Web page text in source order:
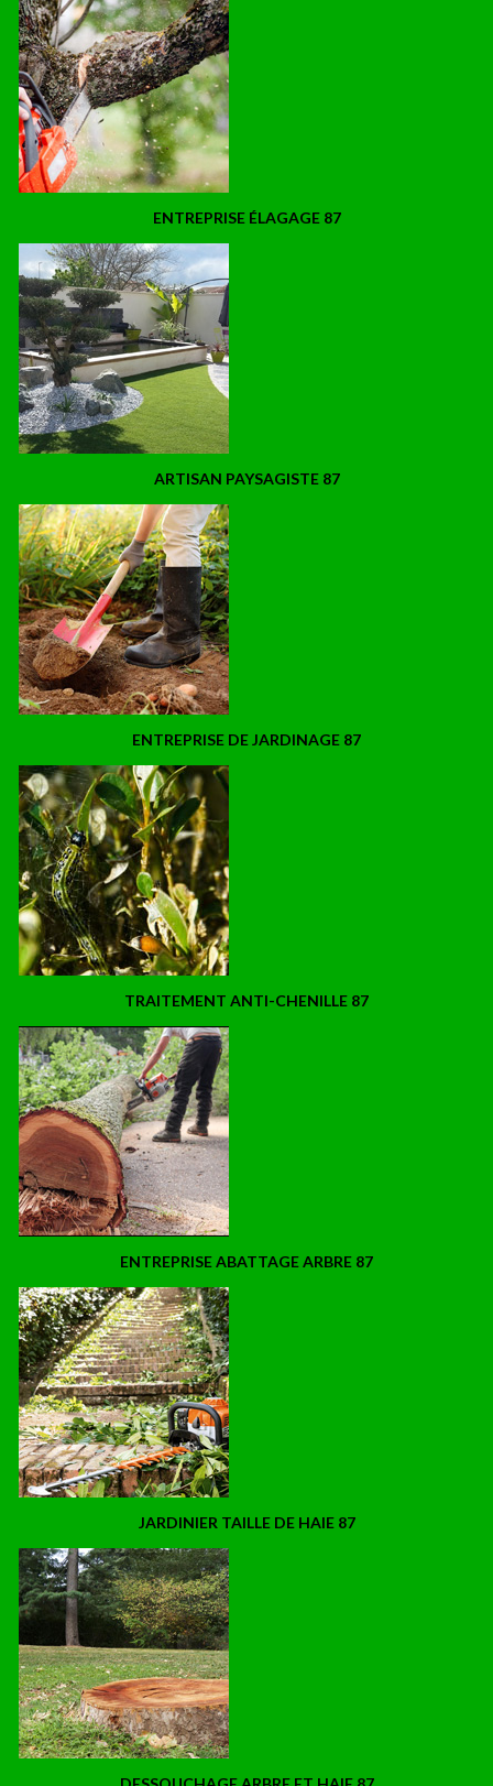
ENTREPRISE ÉLAGAGE 87
ARTISAN PAYSAGISTE 87
ENTREPRISE DE JARDINAGE 87
TRAITEMENT ANTI-CHENILLE 87
ENTREPRISE ABATTAGE ARBRE 87
JARDINIER TAILLE DE HAIE 87